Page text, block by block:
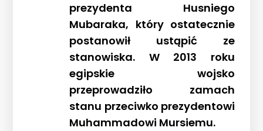
prezydenta Husniego
Mubaraka, który ostatecznie
postanowił ustąpić ze
stanowiska. W 2013 roku
egipskie wojsko
przeprowadziło zamach
stanu przeciwko prezydentowi
Muhammadowi Mursiemu.